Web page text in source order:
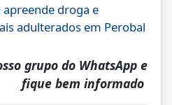
droga e
adulterados em Perobal
grupo do WhatsApp e
fique bem informado